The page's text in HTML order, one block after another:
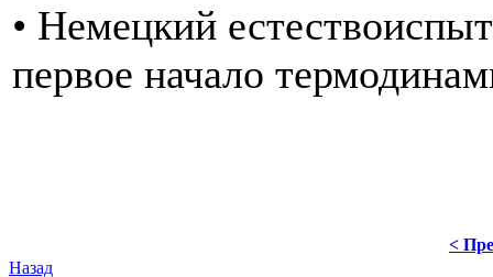
• Немецкий
первое начало
<
Назад